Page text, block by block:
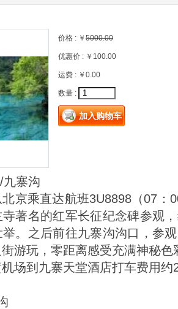
价格 : ￥ 5000.00
优惠价 : ￥100.00
运费 : ￥0.00
数量 :
九寨沟
京乘直达航班3U8898（07：
寺著名的红军长征纪念碑参观
。之后前往九寨沟沟口，参
游玩，零距离感受充满神秘色
场到九寨天堂酒店打车费用约